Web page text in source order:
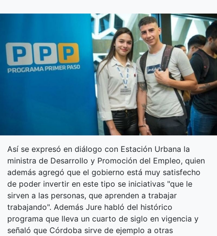
Así se expresó en diálogo con Estación Urbana la
ministra de Desarrollo y Promoción del Empleo, quien
además agregó que el gobierno está muy satisfecho
de poder invertir en este tipo se iniciativas "que le
sirven a las personas, que aprenden a trabajar
trabajando". Además Jure habló del histórico
programa que lleva un cuarto de siglo en vigencia y
señaló que Córdoba sirve de ejemplo a otras